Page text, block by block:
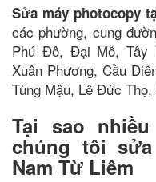
Sửa máy photocopy
các phường, cung
Phú Đô, Đại Mỗ, Tây
Xuân Phương, Cầu
Tùng Mậu, Lê Đức
Tại sao
chúng tôi
Nam Từ Liêm